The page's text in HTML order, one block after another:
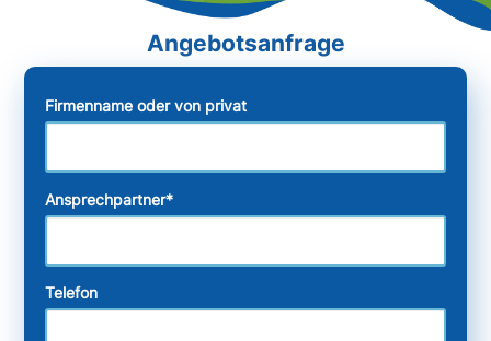
Firmenname oder von privat
Ansprechpartner*
Telefon